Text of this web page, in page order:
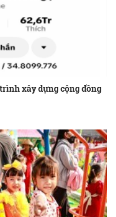
xây dựng cộng đồng